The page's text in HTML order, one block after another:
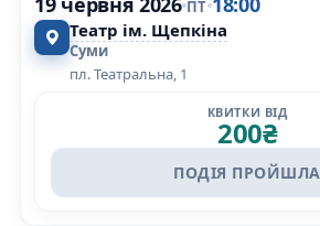
ПТ
Театр ім. Щепкіна
Суми
пл. Театральна, 1
КВИТКИ ВІД
200₴
ПОДІЯ ПРОЙШЛА